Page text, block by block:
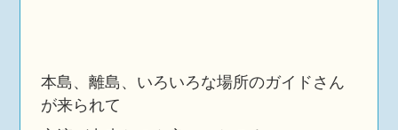
本島、離島、いろいろな場所のガイドさん
が来られて